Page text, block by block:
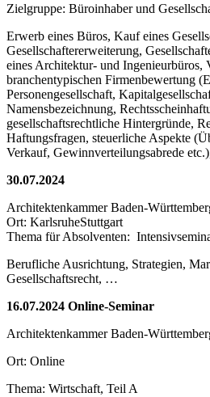
Zielgruppe: Büroinhaber und
Erwerb eines Büros, Kauf eines
Gesellschaftererweiterung,
eines Architektur- und Ingenieurbüros,
branchentypischen Firmenbewertung
Personengesellschaft,
Namensbezeichnung,
gesellschaftsrechtliche Hintergründe,
Haftungsfragen, steuerliche Aspekte
Verkauf, Gewinnverteilungsabrede
30.07.2024
Architektenkammer Baden-
Ort: KarlsruheStuttgart
Thema für Absolventen:
Berufliche Ausrichtung, Strategien,
Gesellschaftsrecht, …
16.07.2024 Online-Seminar
Architektenkammer Baden-
Ort: Online
Thema: Wirtschaft, Teil A